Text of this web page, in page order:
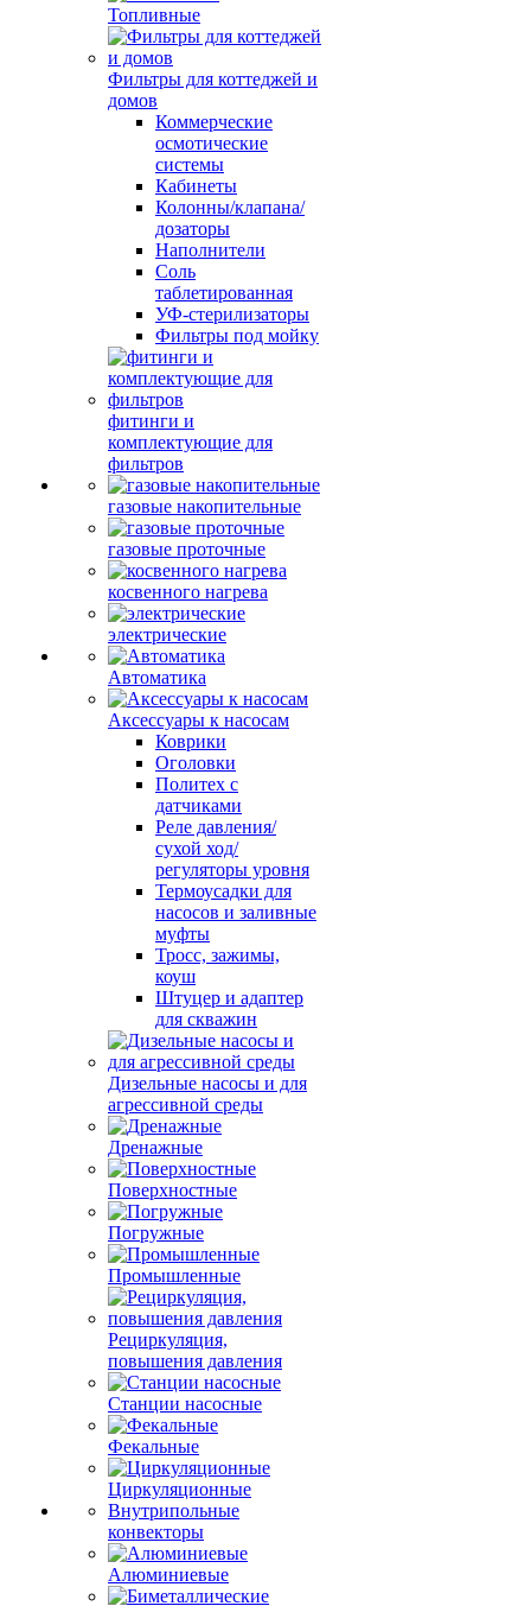
Топливные
Фильтры для коттеджей и
домов
Коммерческие
осмотические
системы
Кабинеты
Колонны/клапана/
дозаторы
Наполнители
Соль
таблетированная
УФ-стерилизаторы
Фильтры под мойку
фитинги и
комплектующие для
фильтров
газовые накопительные
газовые проточные
косвенного нагрева
электрические
Автоматика
Аксессуары к насосам
Коврики
Оголовки
Политех с
датчиками
Реле давления/
сухой ход/
регуляторы уровня
Термоусадки для
насосов и заливные
муфты
Тросс, зажимы,
коуш
Штуцер и адаптер
для скважин
Дизельные насосы и для
агрессивной среды
Дренажные
Поверхностные
Погружные
Промышленные
Рециркуляция,
повышения давления
Станции насосные
Фекальные
Циркуляционные
Внутрипольные
конвекторы
Алюминиевые